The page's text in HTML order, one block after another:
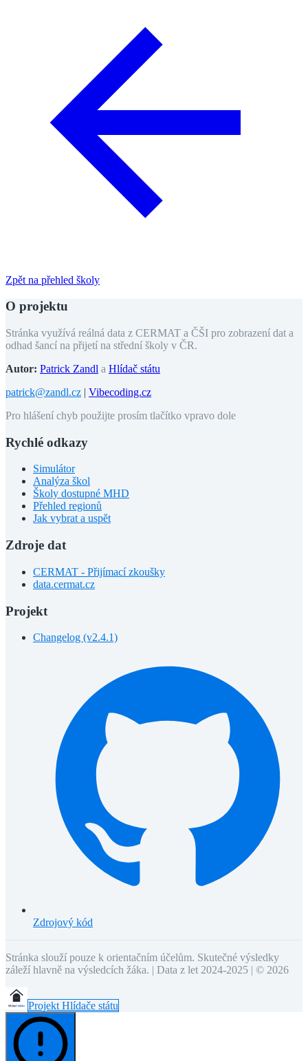
Zpět na přehled školy
O projektu
Stránka využívá reálná data z CERMAT a ČŠI pro zobrazení dat a
odhad šancí na přijetí na střední školy v ČR.
Autor: Patrick Zandl a Hlídač státu
patrick@zandl.cz | Vibecoding.cz
Pro hlášení chyb použijte prosím tlačítko vpravo dole
Rychlé odkazy
Simulátor
Analýza škol
Školy dostupné MHD
Přehled regionů
Jak vybrat a uspět
Zdroje dat
CERMAT - Přijímací zkoušky
data.cermat.cz
Projekt
Changelog (v2.4.1)
Zdrojový kód
Stránka slouží pouze k orientačním účelům. Skutečné výsledky
záleží hlavně na výsledcích žáka. | Data z let 2024-2025 | © 2026
Projekt Hlídače státu